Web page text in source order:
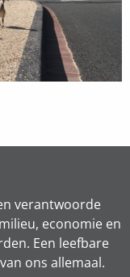
verantwoorde
economie en
Een leefbare
ons allemaal.